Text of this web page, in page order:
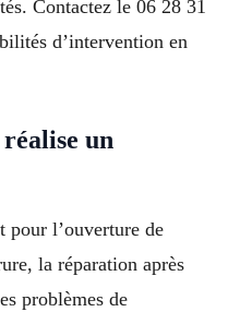
Contactez le 06 28 31
d’intervention en
réalise un
pour l’ouverture de
la réparation après
problèmes de